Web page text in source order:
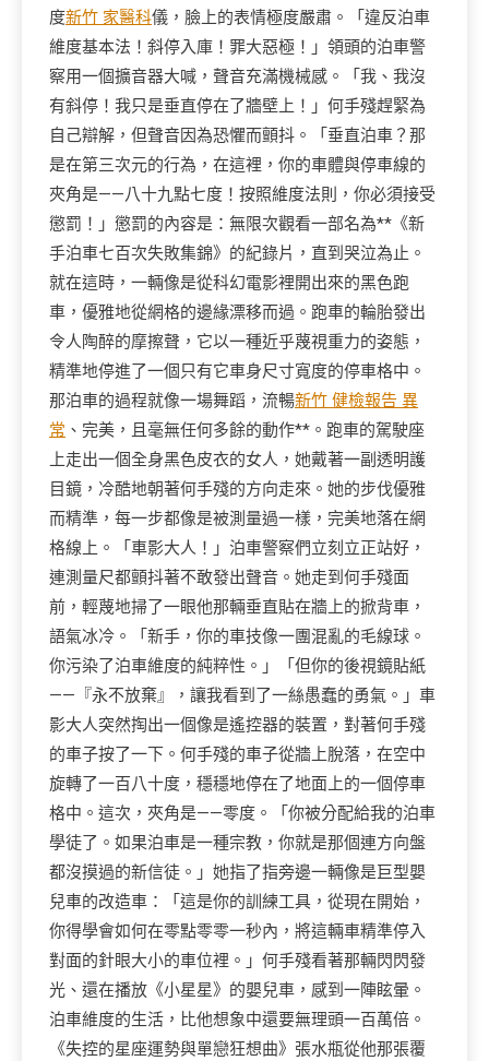
度新竹 家醫科儀，臉上的表情極度嚴肅。「違反泊車
維度基本法！斜停入庫！罪大惡極！」領頭的泊車警
察用一個擴音器大喊，聲音充滿機械感。「我、我沒
有斜停！我只是垂直停在了牆壁上！」何手殘趕緊為
自己辯解，但聲音因為恐懼而顫抖。「垂直泊車？那
是在第三次元的行為，在這裡，你的車體與停車線的
夾角是——八十九點七度！按照維度法則，你必須接受
懲罰！」懲罰的內容是：無限次觀看一部名為**《新
手泊車七百次失敗集錦》的紀錄片，直到哭泣為止。
就在這時，一輛像是從科幻電影裡開出來的黑色跑
車，優雅地從網格的邊緣漂移而過。跑車的輪胎發出
令人陶醉的摩擦聲，它以一種近乎蔑視重力的姿態，
精準地停進了一個只有它車身尺寸寬度的停車格中。
那泊車的過程就像一場舞蹈，流暢新竹 健檢報告 異
常 、完美，且毫無任何多餘的動作**。跑車的駕駛座
上走出一個全身黑色皮衣的女人，她戴著一副透明護
目鏡，冷酷地朝著何手殘的方向走來。她的步伐優雅
而精準，每一步都像是被測量過一樣，完美地落在網
格線上。「車影大人！」泊車警察們立刻立正站好，
連測量尺都顫抖著不敢發出聲音。她走到何手殘面
前，輕蔑地掃了一眼他那輛垂直貼在牆上的掀背車，
語氣冰冷。「新手，你的車技像一團混亂的毛線球。
你污染了泊車維度的純粹性。」「但你的後視鏡貼紙
——『永不放棄』，讓我看到了一絲愚蠢的勇氣。」車
影大人突然掏出一個像是遙控器的裝置，對著何手殘
的車子按了一下。何手殘的車子從牆上脫落，在空中
旋轉了一百八十度，穩穩地停在了地面上的一個停車
格中。這次，夾角是——零度。「你被分配給我的泊車
學徒了。如果泊車是一種宗教，你就是那個連方向盤
都沒摸過的新信徒。」她指了指旁邊一輛像是巨型嬰
兒車的改造車：「這是你的訓練工具，從現在開始，
你得學會如何在零點零零一秒內，將這輛車精準停入
對面的針眼大小的車位裡。」何手殘看著那輛閃閃發
光、還在播放《小星星》的嬰兒車，感到一陣眩暈。
泊車維度的生活，比他想象中還要無理頭一百萬倍。
《失控的星座運勢與單戀狂想曲》張水瓶從他那張覆